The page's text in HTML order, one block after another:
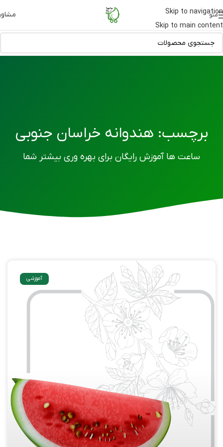
Skip to navigation
Skip to main content
منو
برچسب: هندوانه خراسان جنوبی
ساعت ها آموزش رایگان برای بهره وری بیشتر شما
آموزشی